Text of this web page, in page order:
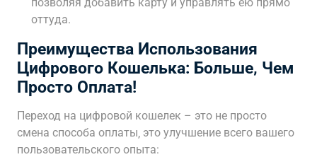
оттуда.
Преимущества Использования
Цифрового Кошелька: Больше‚ Чем
Просто Оплата!
Переход на цифровой кошелек – это не просто
смена способа оплаты‚ это улучшение всего вашего
пользовательского опыта: